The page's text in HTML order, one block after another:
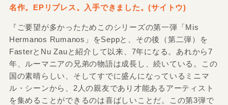
名作。EPリプレス。入手できました。(サイトウ)
『ご要望が多かったためこのシリーズの第一弾「Mis
Hermanos Rumanos」をSeppと、その後（第二弾）を
FasterとNu Zauと紹介して以来、7年になる。あれから7
年、ルーマニアの兄弟の物語は成長し、続いている。この
国の素晴らしい、そしてすでに盛んになっているミニマ
ル・シーンから、2人の親友であり才能あるアーティスト
を集めることができるのは喜ばしいことだ。この第3弾で